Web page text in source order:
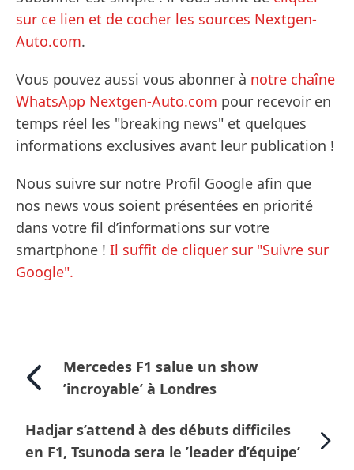
sur ce lien et de cocher les sources Nextgen-
Auto.com.
Vous pouvez aussi vous abonner à notre chaîne
WhatsApp Nextgen-Auto.com pour recevoir en
temps réel les "breaking news" et quelques
informations exclusives avant leur publication !
Nous suivre sur notre Profil Google afin que
nos news vous soient présentées en priorité
dans votre fil d’informations sur votre
smartphone ! Il suffit de cliquer sur "Suivre sur
Google".
Mercedes F1 salue un show
’incroyable’ à Londres
Hadjar s’attend à des débuts difficiles
en F1, Tsunoda sera le ’leader d’équipe’